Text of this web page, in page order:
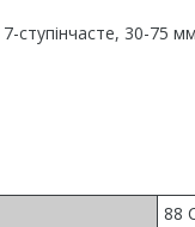
ступінчасте, 30-75 мм
88